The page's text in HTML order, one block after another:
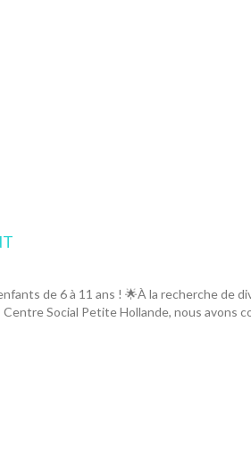
de 6 à 11 ans ! 🌟À la recherche de
Social Petite Hollande, nous avons